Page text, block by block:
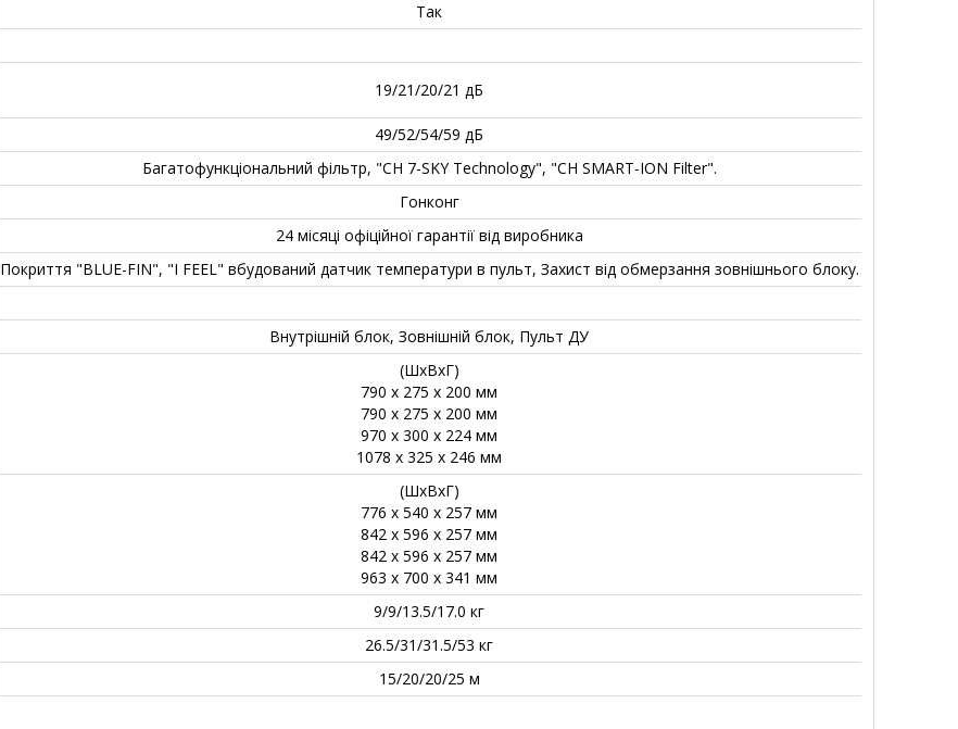
Так
19/21/20/21 дБ
49/52/54/59 дБ
Багатофункціональний фільтр, "CH 7-SKY Technology", "CH SMART-ION Filter".
Гонконг
24 місяці офіційної гарантії від виробника
Покриття "BLUE-FIN", "I FEEL" вбудований датчик температури в пульт, Захист від обмерзання зовнішнього блоку.
Внутрішній блок, Зовнішній блок, Пульт ДУ
(ШхВхГ)
790 x 275 x 200 мм
790 x 275 x 200 мм
970 x 300 x 224 мм
1078 x 325 x 246 мм
(ШхВхГ)
776 x 540 x 257 мм
842 x 596 x 257 мм
842 x 596 x 257 мм
963 x 700 x 341 мм
9/9/13.5/17.0 кг
26.5/31/31.5/53 кг
15/20/20/25 м